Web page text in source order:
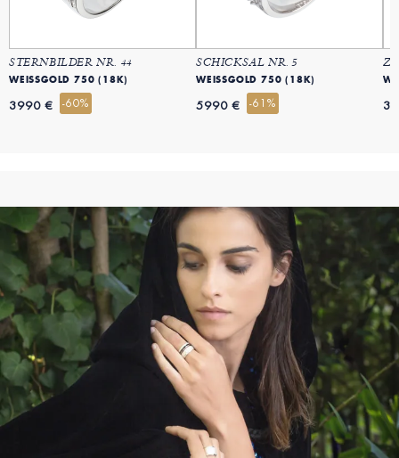
STERNBILDER NR. 44
WEISSGOLD 750 (18K)
3990 € -60%
SCHICKSAL NR. 5
WEISSGOLD 750 (18K)
5990 € -61%